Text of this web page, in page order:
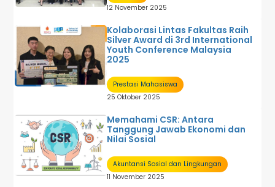
12 November 2025
Kolaborasi Lintas Fakultas Raih
Silver Award di 3rd International
Youth Conference Malaysia
2025
Prestasi Mahasiswa
25 Oktober 2025
Memahami CSR: Antara
Tanggung Jawab Ekonomi dan
Nilai Sosial
Akuntansi Sosial dan Lingkungan
11 November 2025